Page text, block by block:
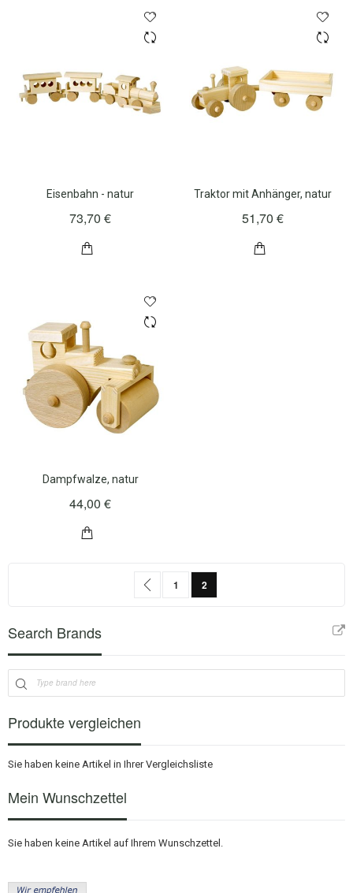
Eisenbahn - natur
73,70 €
Traktor mit Anhänger, natur
51,70 €
Dampfwalze, natur
44,00 €
Seite Seite
Zurück
Seite
1 Sie lesen gerade Seite
2
Search Brands
Produkte vergleichen
Sie haben keine Artikel in Ihrer Vergleichsliste
Mein Wunschzettel
Sie haben keine Artikel auf Ihrem Wunschzettel.